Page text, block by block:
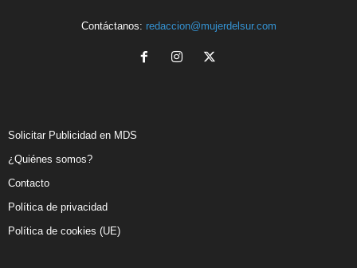
Contáctanos: redaccion@mujerdelsur.com
Solicitar Publicidad en MDS
¿Quiénes somos?
Contacto
Política de privacidad
Política de cookies (UE)